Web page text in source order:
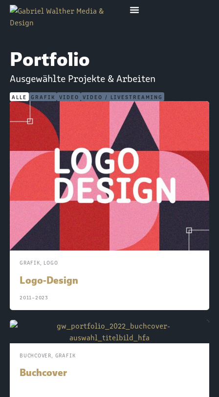
Portfolio
Ausgewählte Projekte & Arbeiten
GRAFIK VIDEO VIDEO / LIVESTREAMING
ALLE
GRAFIK, LOGO
Logo-Design
2011–2023
BUCHCOVER, GRAFIK
Buchcover